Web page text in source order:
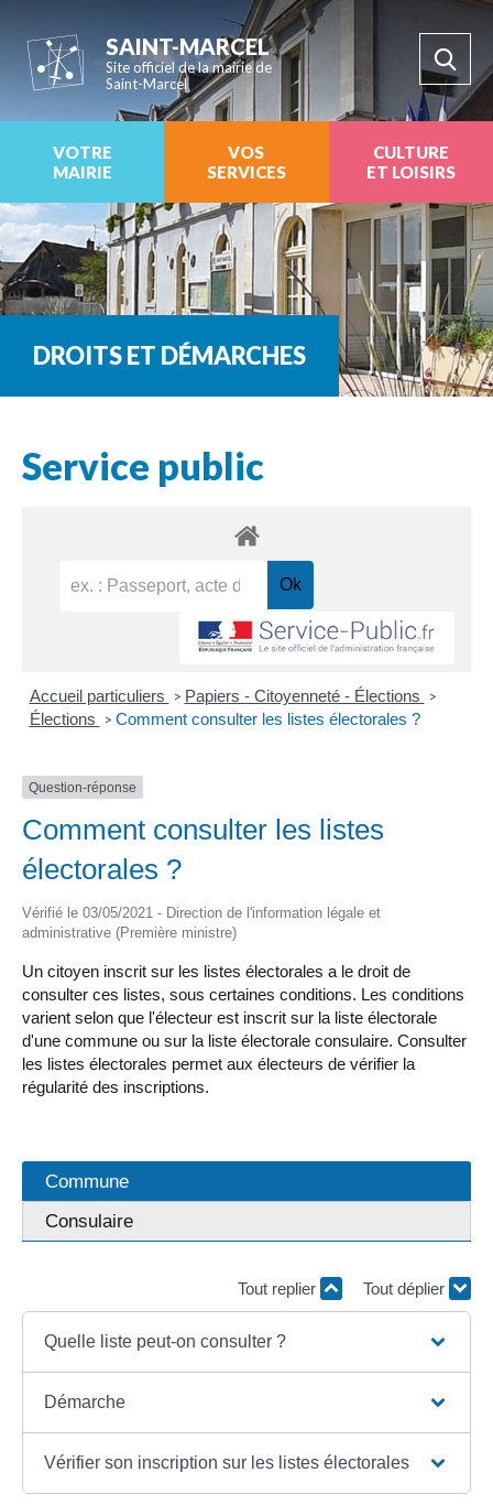
SAINT-MARCEL
Site officiel de la mairie de
Saint-Marcel
VOTRE
MAIRIE
VOS
SERVICES
CULTURE
ET LOISIRS
DROITS ET DÉMARCHES
Service public
Accueil particuliers > Papiers - Citoyenneté - Élections >
Élections > Comment consulter les listes électorales ?
Question-réponse
Comment consulter les listes
électorales ?
Vérifié le 03/05/2021 - Direction de l'information légale et
administrative (Première ministre)
Un citoyen inscrit sur les listes électorales a le droit de
consulter ces listes, sous certaines conditions. Les conditions
varient selon que l'électeur est inscrit sur la liste électorale
d'une commune ou sur la liste électorale consulaire. Consulter
les listes électorales permet aux électeurs de vérifier la
régularité des inscriptions.
Commune
Consulaire
Tout replier Tout déplier
Quelle liste peut-on consulter ?
Démarche
Vérifier son inscription sur les listes électorales